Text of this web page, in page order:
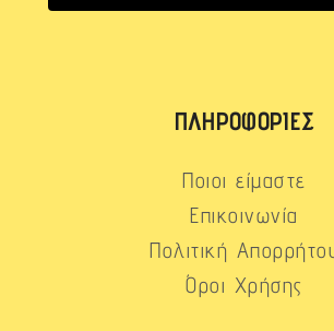
ΠΛΗΡΟΦΟΡΊΕΣ
Ποιοι είμαστε
Επικοινωνία
Πολιτική
Όροι Χρήσης